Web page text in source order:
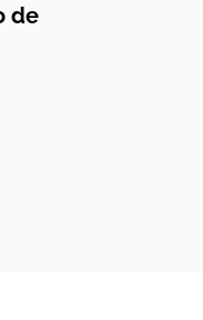
de